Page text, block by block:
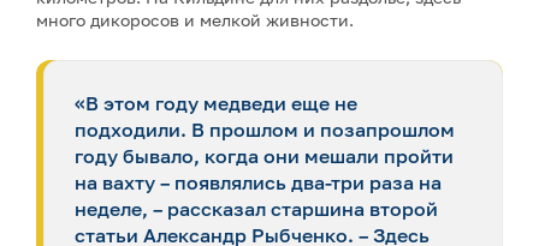
много дикоросов и мелкой живности.
«В этом году медведи еще не
подходили. В прошлом и позапрошлом
году бывало, когда они мешали пройти
на вахту – появлялись два-три раза на
неделе, – рассказал старшина второй
статьи Александр Рыбченко. – Здесь